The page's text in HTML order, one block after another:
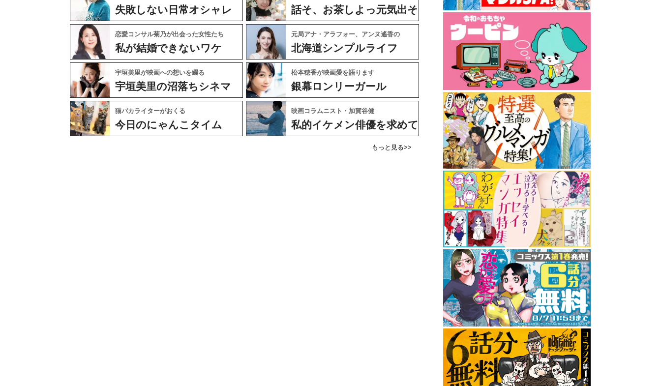
失敗しない日常オシャレ 話そ、お茶しよっ元気出そ
恋愛コンサル菊乃が出会った女性たち
私が結婚できないワケ
元局アナ・アラフォー、アンヌ遙香の
北海道シンプルライフ
宇垣美里が映画への想いを綴る
宇垣美里の沼落ちシネマ
松本穂香が映画愛を語ります
銀幕ロンリーガール
猫バカライターがおくる
今日のにゃんこタイム
映画コラムニスト・加賀谷健
私的イケメン俳優を求めて
もっと見る>>